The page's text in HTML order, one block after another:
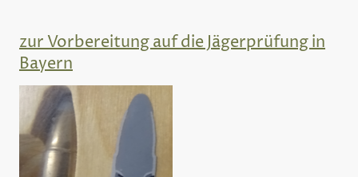
zur Vorbereitung auf die Jägerprüfung in
Bayern